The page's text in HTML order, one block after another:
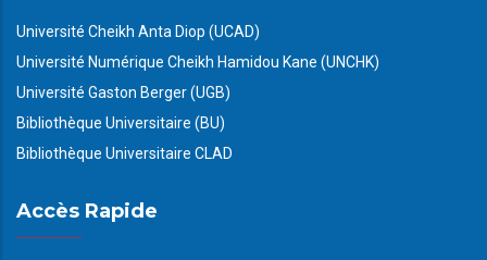
Université Cheikh Anta Diop (UCAD)
Université Numérique Cheikh Hamidou Kane (UNCHK)
Université Gaston Berger (UGB)
Bibliothèque Universitaire (BU)
Bibliothèque Universitaire CLAD
Accès Rapide